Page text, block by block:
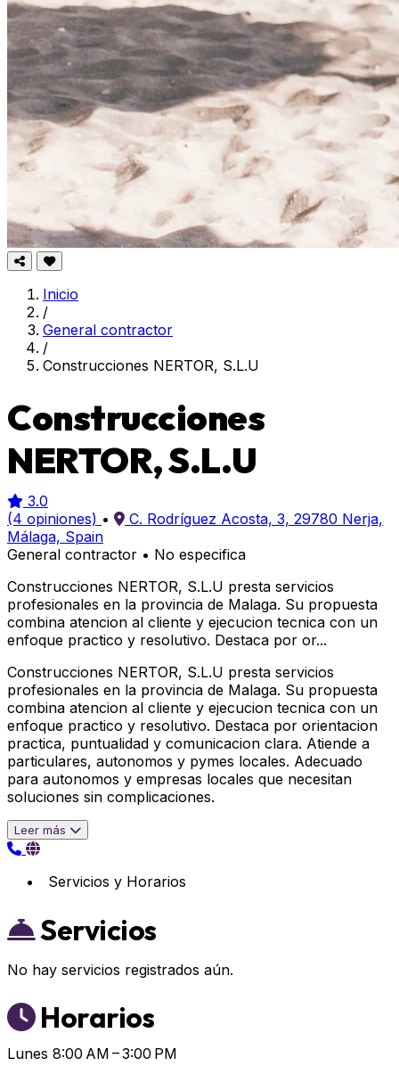
Inicio
/
General contractor
/
Construcciones NERTOR, S.L.U
Construcciones
NERTOR, S.L.U
3.0
(4 opiniones) •
C. Rodríguez Acosta, 3, 29780 Nerja,
Málaga, Spain
General contractor • No especifica
Construcciones NERTOR, S.L.U presta servicios
profesionales en la provincia de Malaga. Su propuesta
combina atencion al cliente y ejecucion tecnica con un
enfoque practico y resolutivo. Destaca por or...
Construcciones NERTOR, S.L.U presta servicios
profesionales en la provincia de Malaga. Su propuesta
combina atencion al cliente y ejecucion tecnica con un
enfoque practico y resolutivo. Destaca por orientacion
practica, puntualidad y comunicacion clara. Atiende a
particulares, autonomos y pymes locales. Adecuado
para autonomos y empresas locales que necesitan
soluciones sin complicaciones.
Leer más
Servicios y Horarios
Servicios
No hay servicios registrados aún.
Horarios
Lunes 8:00 AM – 3:00 PM